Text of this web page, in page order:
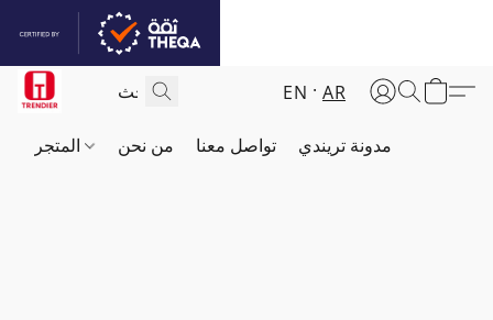
EN AR
من نحن تواصل معنا مدونة تريندي